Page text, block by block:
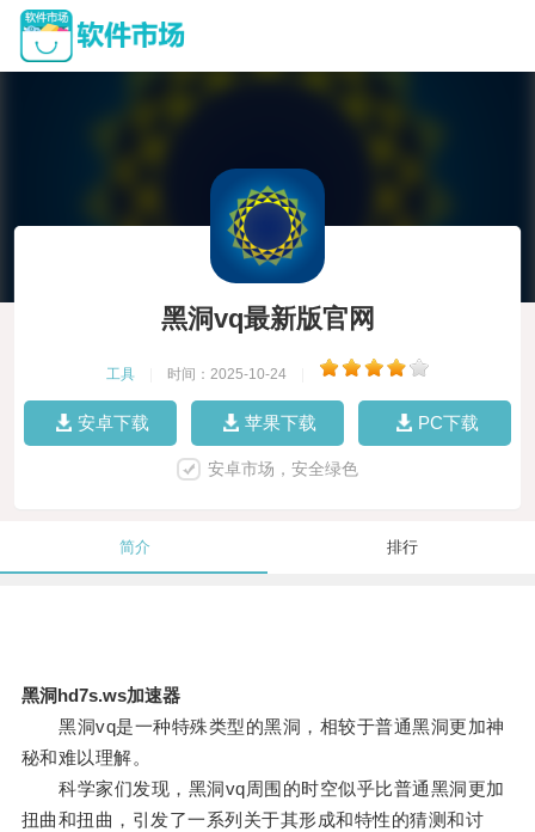
黑洞vq最新版官网
工具 时间：2025-10-24
安卓下载 苹果下载 PC下载
安卓市场，安全绿色
简介 排行
黑洞hd7s.ws加速器
黑洞vq是一种特殊类型的黑洞，相较于普通黑洞更加神
秘和难以理解。
科学家们发现，黑洞vq周围的时空似乎比普通黑洞更加
扭曲和扭曲，引发了一系列关于其形成和特性的猜测和讨